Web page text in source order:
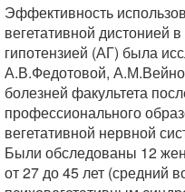
Эффективность
вегетативной дистонией
гипотензией (АГ) была
А.В.Федотовой,
болезней факультета
профессионального
вегетативной нервной
Были обследованы 12
от 27 до 45 лет (средний